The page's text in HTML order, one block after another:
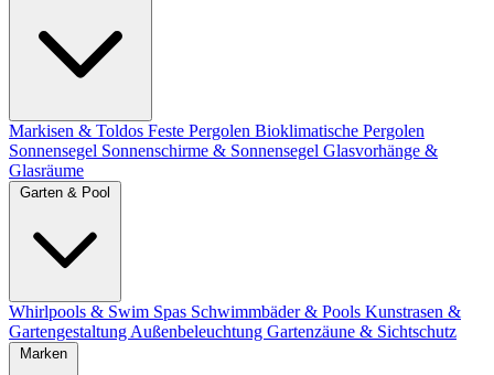
Markisen & Toldos Feste Pergolen Bioklimatische Pergolen
Sonnensegel Sonnenschirme & Sonnensegel Glasvorhänge &
Glasräume
Whirlpools & Swim Spas Schwimmbäder & Pools Kunstrasen &
Gartengestaltung Außenbeleuchtung Gartenzäune & Sichtschutz